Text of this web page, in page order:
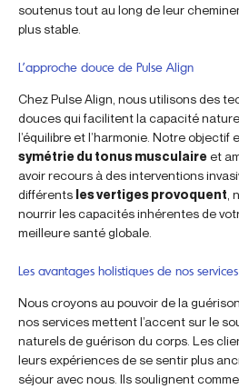
soutenus tout au long de leur
plus stable.
L’approche douce de Pulse Align
Chez Pulse Align, nous utilisons des
douces qui facilitent la capacité
l’équilibre et l’harmonie. Notre objectif
symétrie du tonus musculaireet
avoir recours à des interventions
différents les vertiges provoquent ,
nourrir les capacités inhérentes de
meilleure santé globale.
Les avantages holistiques de nos services
Nous croyons au pouvoir de la
nos services mettent l’accent sur le
naturels de guérison du corps. Les
leurs expériences de se sentir plus
séjour avec nous. Ils soulignent